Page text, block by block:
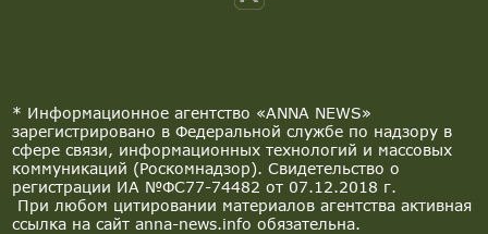
* Информационное агентство «ANNA NEWS»
зарегистрировано в Федеральной службе по надзору в
сфере связи, информационных технологий и массовых
коммуникаций (Роскомнадзор). Свидетельство о
регистрации ИА №ФС77-74482 от 07.12.2018 г.
При любом цитировании материалов агентства активная
ссылка на сайт anna-news.info обязательна.